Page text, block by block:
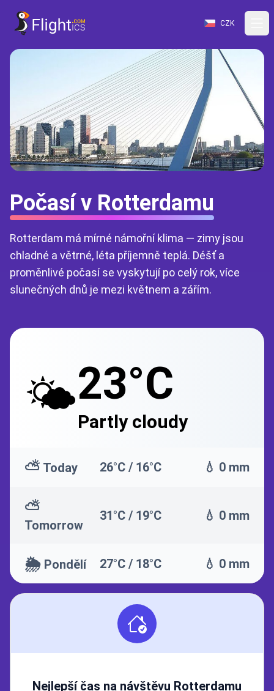
CZK
Počasí v Rotterdamu
Rotterdam má mírné námořní klima — zimy jsou
chladné a větrné, léta příjemně teplá. Déšť a
proměnlivé počasí se vyskytují po celý rok, více
slunečných dnů je mezi květnem a zářím.
🌤️23°C
Partly cloudy
⛅ Today 26°C / 16°C 💧 0 mm
⛅
Tomorrow
31°C / 19°C 💧 0 mm
🌦️ Pondělí 27°C / 18°C 💧 0 mm
Nejlepší čas na návštěvu Rotterdamu